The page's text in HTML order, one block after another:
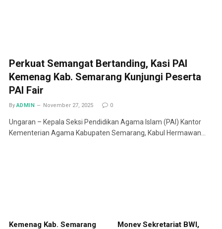
Perkuat Semangat Bertanding, Kasi PAI
Kemenag Kab. Semarang Kunjungi Peserta
PAI Fair
By ADMIN November 27, 2025 0
Ungaran – Kepala Seksi Pendidikan Agama Islam (PAI) Kantor
Kementerian Agama Kabupaten Semarang, Kabul Hermawan…
Kemenag Kab. Semarang
Monev Sekretariat BWI,